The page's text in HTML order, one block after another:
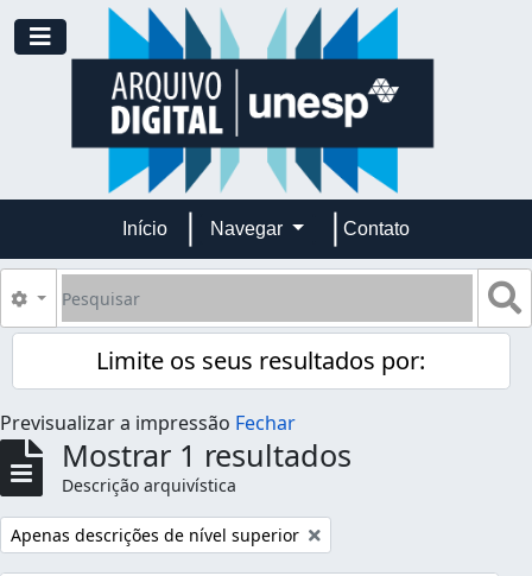
Skip to main content
Toggle navigation
Início Navegar Contato
Pesquisar
Opções de busca
Limite os seus resultados por:
Previsualizar a impressão Fechar
Mostrar 1 resultados
Descrição arquivística
Remover filtro:
Apenas descrições de nível superior